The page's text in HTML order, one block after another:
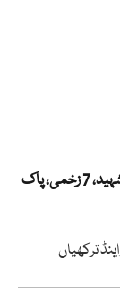
بزدل بھارتی فوج کی سول آبادی پر گولہ باری، 5 شہری شہید، 7 زخمی، پاک
ترکھیاں